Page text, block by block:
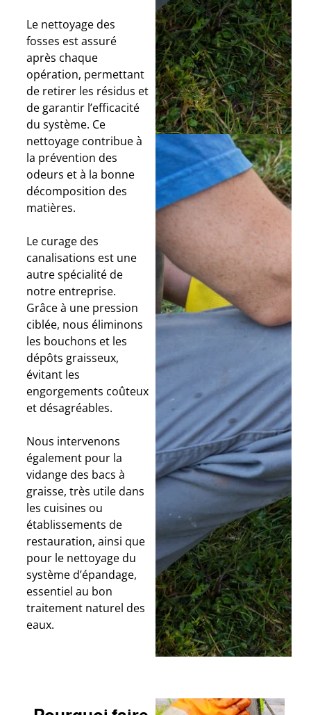
Le nettoyage des
fosses est assuré
après chaque
opération, permettant
de retirer les résidus et
de garantir l’efficacité
du système. Ce
nettoyage contribue à
la prévention des
odeurs et à la bonne
décomposition des
matières.
Le curage des
canalisations est une
autre spécialité de
notre entreprise.
Grâce à une pression
ciblée, nous éliminons
les bouchons et les
dépôts graisseux,
évitant les
engorgements coûteux
et désagréables.
Nous intervenons
également pour la
vidange des bacs à
graisse, très utile dans
les cuisines ou
établissements de
restauration, ainsi que
pour le nettoyage du
système d’épandage,
essentiel au bon
traitement naturel des
eaux.